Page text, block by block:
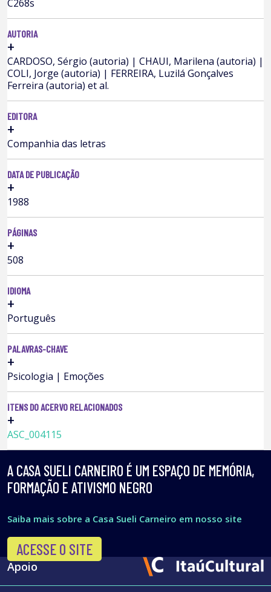
C268s
AUTORIA
+
CARDOSO, Sérgio (autoria) | CHAUI, Marilena (autoria) |
COLI, Jorge (autoria) | FERREIRA, Luzilá Gonçalves
Ferreira (autoria) et al.
EDITORA
+
Companhia das letras
DATA DE PUBLICAÇÃO
+
1988
PÁGINAS
+
508
IDIOMA
+
Português
PALAVRAS-CHAVE
+
Psicologia | Emoções
ITENS DO ACERVO RELACIONADOS
+
ASC_004115
A CASA SUELI CARNEIRO É UM ESPAÇO DE MEMÓRIA,
FORMAÇÃO E ATIVISMO NEGRO
Saiba mais sobre a Casa Sueli Carneiro em nosso site
ACESSE O SITE
Apoio